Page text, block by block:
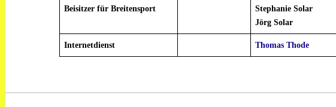
Beisitzer für Breitensport
Stephanie Solar
Jörg Solar
Internetdienst Thomas Thode